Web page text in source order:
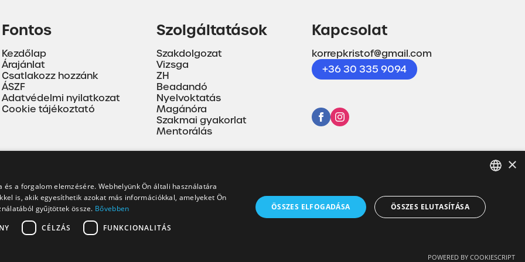
Fontos
Kezdőlap
Árajánlat
Csatlakozz hozzánk
ÁSZF
Adatvédelmi nyilatkozat
Cookie tájékoztató
Szolgáltatások
Szakdolgozat
Vizsga
ZH
Beadandó
Nyelvoktatás
Magánóra
Szakmai gyakorlat
Mentorálás
Kapcsolat
korrepkristof@gmail.com
+36 30 335 9094
HUNGARIAN
EN
×
a forgalom elemzésére. Webhelyünk Ön általi használatára
is, akik egyesíthetik azokat más információkkal, amelyeket Ön
gyűjtöttek össze. Bővebben
CÉLZÁS FUNKCIONALITÁS
ÖSSZES ELFOGADÁSA ÖSSZES ELUTASÍTÁSA
POWERED BY COOKIESCRIPT